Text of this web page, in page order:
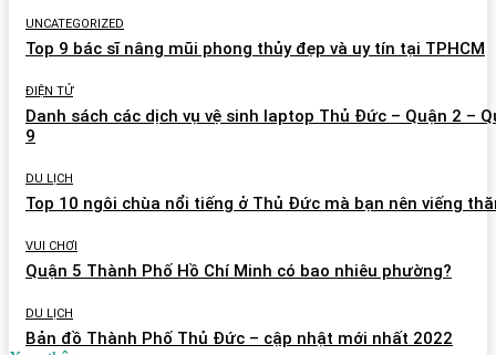
UNCATEGORIZED
Top 9 bác sĩ nâng mũi phong thủy đẹp và uy tín tại TPHCM
ĐIỆN TỬ
Danh sách các dịch vụ vệ sinh laptop Thủ Đức – Quận 2 –
9
DU LỊCH
Top 10 ngôi chùa nổi tiếng ở Thủ Đức mà bạn nên viếng
VUI CHƠI
Quận 5 Thành Phố Hồ Chí Minh có bao nhiêu phường?
DU LỊCH
Bản đồ Thành Phố Thủ Đức – cập nhật mới nhất 2022